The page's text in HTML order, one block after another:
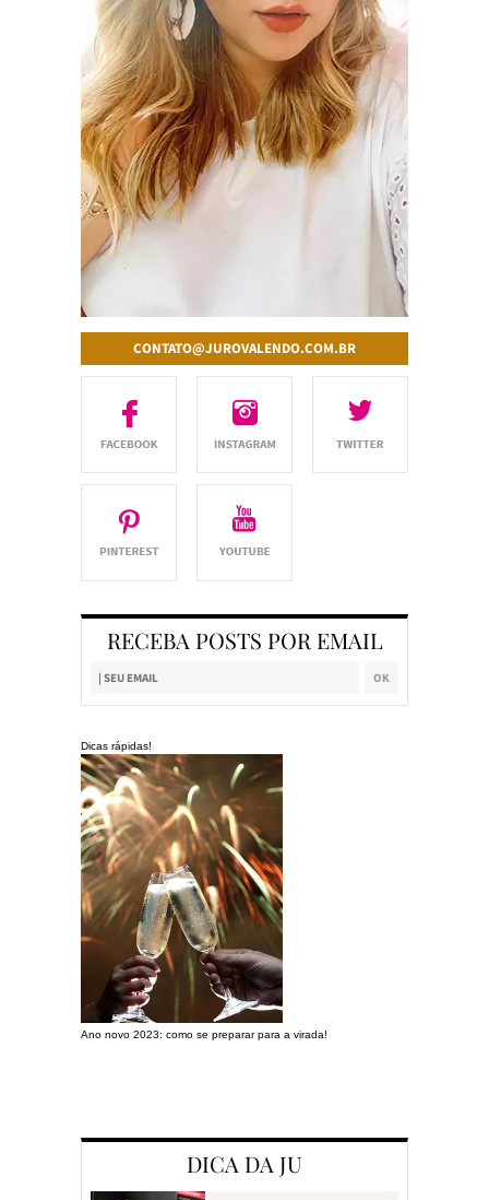
CONTATO@JUROVALENDO.COM.BR
RECEBA POSTS POR EMAIL
Dicas rápidas!
Ano novo 2023: como se preparar para a virada!
DICA DA JU